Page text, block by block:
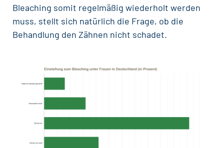
Bleaching somit regelmäßig wiederholt werden
muss, stellt sich natürlich die Frage, ob die
Behandlung den Zähnen nicht schadet.